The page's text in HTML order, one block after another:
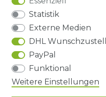
Impressum
Statistik
Externe Medien
DHL
PayPal
Funktional
Weitere Einstellungen